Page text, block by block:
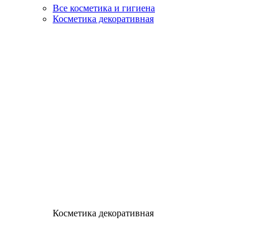
Все косметика и гигиена
Косметика декоративная
Косметика декоративная